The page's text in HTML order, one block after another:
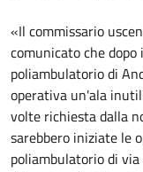
«Il commissario
comunicato che
poliambulatorio di
operativa un'ala
volte richiesta dalla
sarebbero iniziate le
poliambulatorio di via